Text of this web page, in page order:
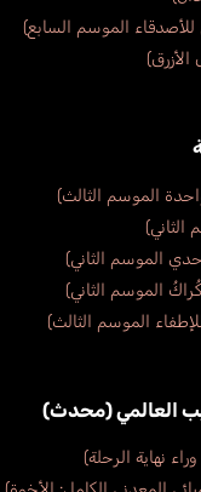
العالمي (محدث)